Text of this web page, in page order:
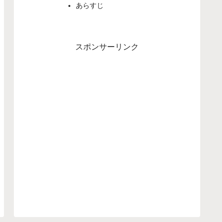
あらすじ
スポンサーリンク